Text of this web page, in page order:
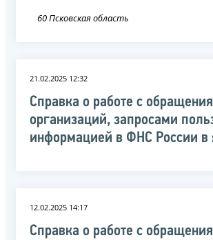
60 Псковская область
21.02.2025 12:32
Справка о работе с
организаций, запросами
информацией в ФНС России в
12.02.2025 14:17
Справка о работе с